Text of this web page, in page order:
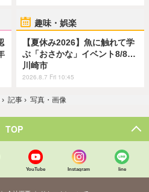
趣味・娯楽
【夏休み2026】魚に触れて学
ぶ「おさかな」イベント8/8…
川崎市
2026.8.7 Fri 10:45
› 記事 › 写真・画像
TOP
YouTube Instagram line